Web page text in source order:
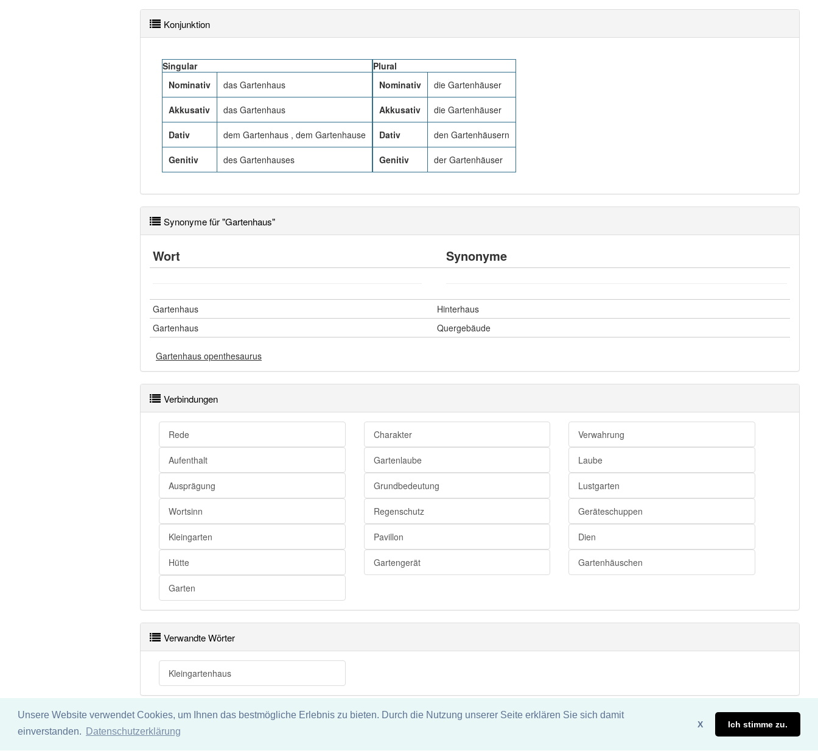
Unsere Website verwendet Cookies, um Ihnen das bestmögliche Erlebnis zu bieten. Durch die Nutzung unserer Seite erklären Sie sich damit
einverstanden.
Datenschutzerklärung
X Ich stimme zu.
Konjunktion
Singular
Nominativ
das Gartenhaus
Akkusativ das Gartenhaus
Dativ dem Gartenhaus , dem Gartenhause
Genitiv des Gartenhauses
Plural
Nominativ
die Gartenhäuser
Akkusativ die Gartenhäuser
Dativ den Gartenhäusern
Genitiv der Gartenhäuser
Synonyme für "Gartenhaus"
Wort Synonyme
Gartenhaus
Hinterhaus
Gartenhaus
Quergebäude
Gartenhaus openthesaurus
Verbindungen
Rede Charakter Verwahrung
Aufenthalt Gartenlaube Laube
Ausprägung Grundbedeutung Lustgarten
Wortsinn Regenschutz Geräteschuppen
Kleingarten Pavillon Dien
Hütte Gartengerät Gartenhäuschen
Garten
Verwandte Wörter
Kleingartenhaus
Impressum
Wir übernehmen keine Garantie und keine Haftung für die Richtigkeit und Vollständigkeit dieser Seite. DDDEasy 2024